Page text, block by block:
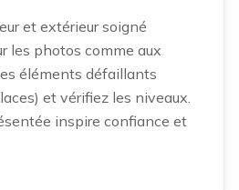
et extérieur soigné
les photos comme aux
éléments défaillants
et vérifiez les niveaux.
inspire confiance et